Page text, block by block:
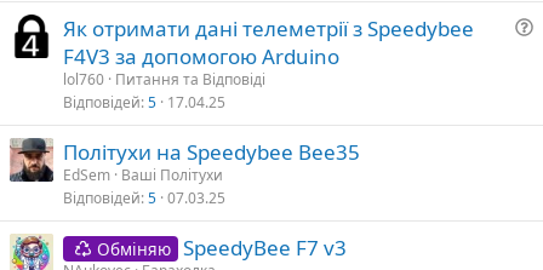
н
н
Як отримати дані телеметрії з Speedybee
F4V3 за допомогою Arduino
lol760 Питання та Відповіді
Відповідей 5 17.04.25
Політухи на Speedybee Bee35
EdSem Ваші Політухи
Відповідей 5 07.03.25
Обміняю SpeedyBee F7 v3